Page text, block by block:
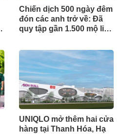
Chiến dịch 500 ngày đêm
đón các anh trở về: Đã
quy tập gần 1.500 mộ liệt
UNIQLO mở thêm hai cửa
hàng tại Thanh Hóa, Hạ